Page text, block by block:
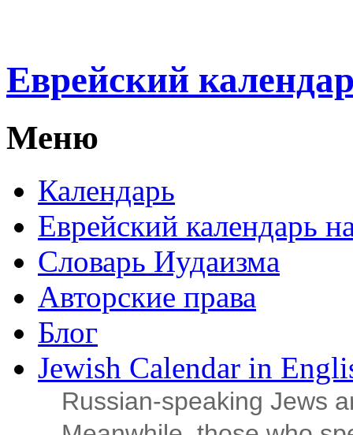
Еврейский
Меню
Календарь
Еврейский календарь
Словарь Иудаизма
Авторские права
Блог
Jewish Calendar in
Russian‑speaking Jews